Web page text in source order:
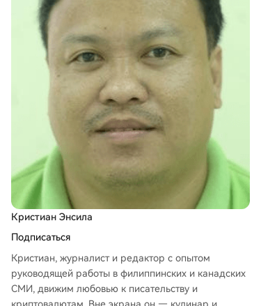
Кристиан Энсила
Подписаться
Кристиан, журналист и редактор с опытом
руководящей работы в филиппинских и канадских
СМИ, движим любовью к писательству и